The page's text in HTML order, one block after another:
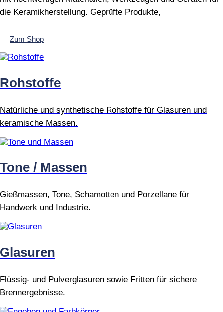
die Keramikherstellung. Geprüfte Produkte,
Zum Shop
Rohstoffe
Natürliche und synthetische Rohstoffe für Glasuren und
keramische Massen.
Tone / Massen
Gießmassen, Tone, Schamotten und Porzellane für
Handwerk und Industrie.
Glasuren
Flüssig- und Pulverglasuren sowie Fritten für sichere
Brennergebnisse.